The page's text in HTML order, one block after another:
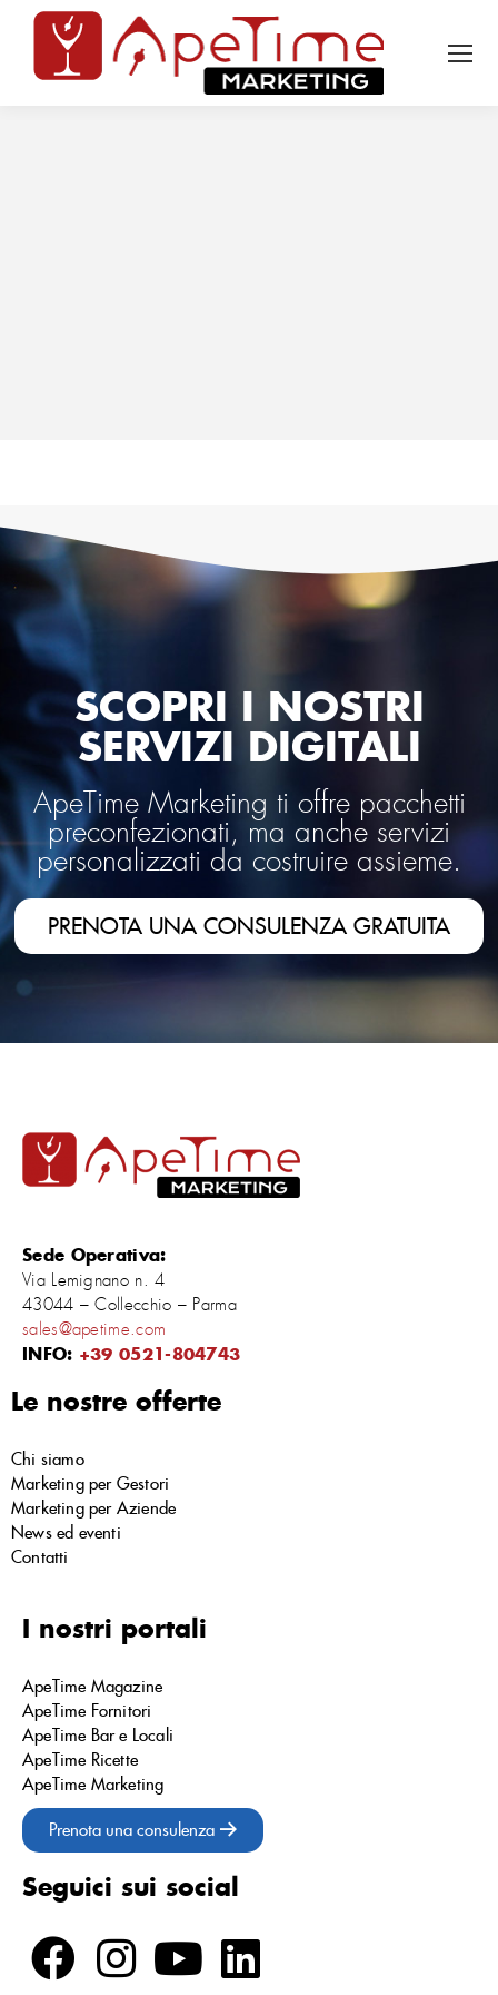
SCOPRI I NOSTRI
SERVIZI DIGITALI
ApeTime Marketing ti offre pacchetti
preconfezionati, ma anche servizi
personalizzati da costruire assieme.
PRENOTA UNA CONSULENZA GRATUITA
Sede Operativa:
Via Lemignano n. 4
43044 – Collecchio – Parma
sales@apetime.com
INFO: +39 0521-804743
Le nostre offerte
Chi siamo
Marketing per Gestori
Marketing per Aziende
News ed eventi
Contatti
I nostri portali
ApeTime Magazine
ApeTime Fornitori
ApeTime Bar e Locali
ApeTime Ricette
ApeTime Marketing
Prenota una consulenza
Seguici sui social